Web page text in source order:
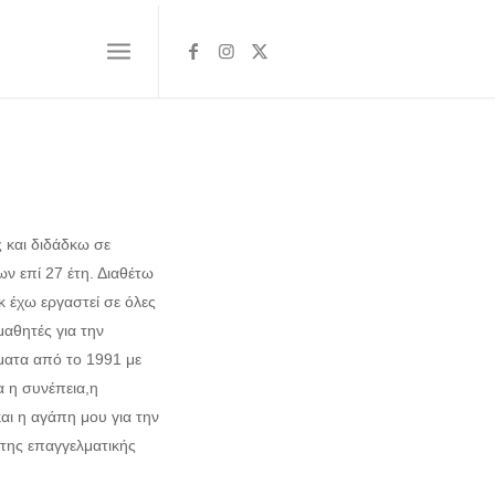
και διδάδκω σε
επί 27 έτη. Διαθέτω
έχω εργαστεί σε όλες
για την
από το 1991 με
η συνέπεια,η
η αγάπη μου για την
επαγγελματικής